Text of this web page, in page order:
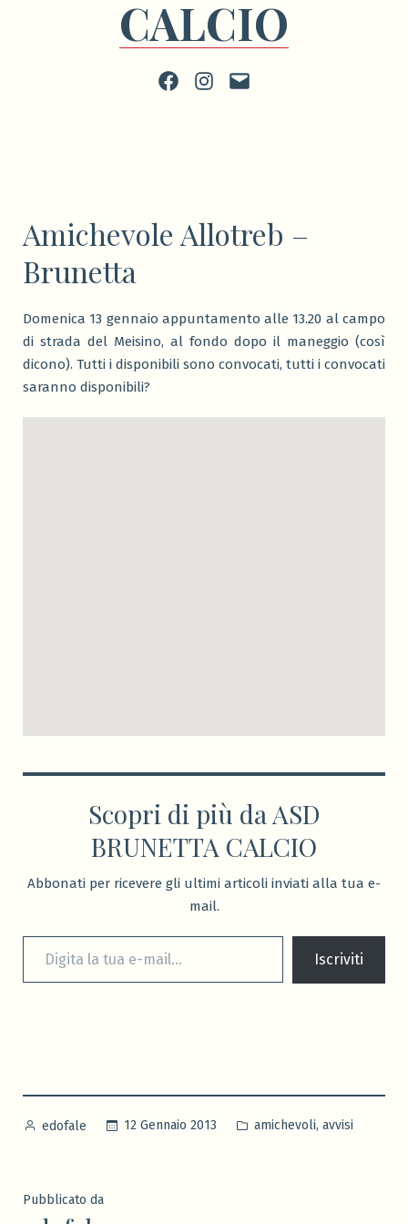
CALCIO
FacebookInstagram
scrivi
Amichevole Allotreb –
Brunetta
Domenica 13 gennaio appuntamento alle 13.20 al campo
di strada del Meisino, al fondo dopo il maneggio (così
dicono). Tutti i disponibili sono convocati, tutti i convocati
saranno disponibili?
Scopri di più da ASD
BRUNETTA CALCIO
Abbonati per ricevere gli ultimi articoli inviati alla tua e-
mail.
Digita la tua e-mail...
Iscriviti
Pubblicato
edofale 12 Gennaio 2013
Pubblicato
amichevoli, avvisi
Pubblicato da